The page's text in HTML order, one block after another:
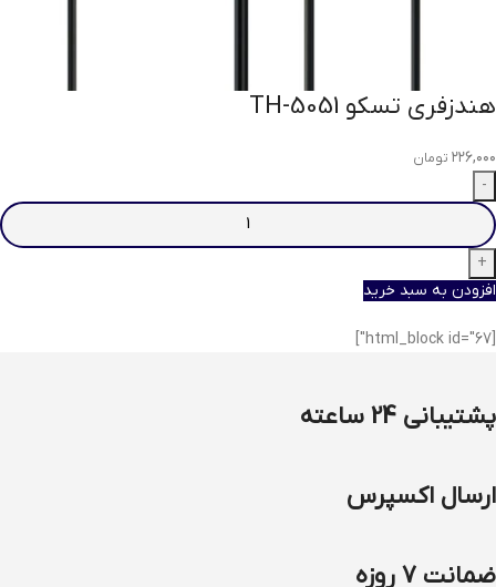
هندزفری تسکو TH-5051
۲۲۶,۰۰۰ تومان
افزودن به سبد خرید
پشتیبانی 24 ساعته
ارسال اکسپرس
ضمانت 7 روزه